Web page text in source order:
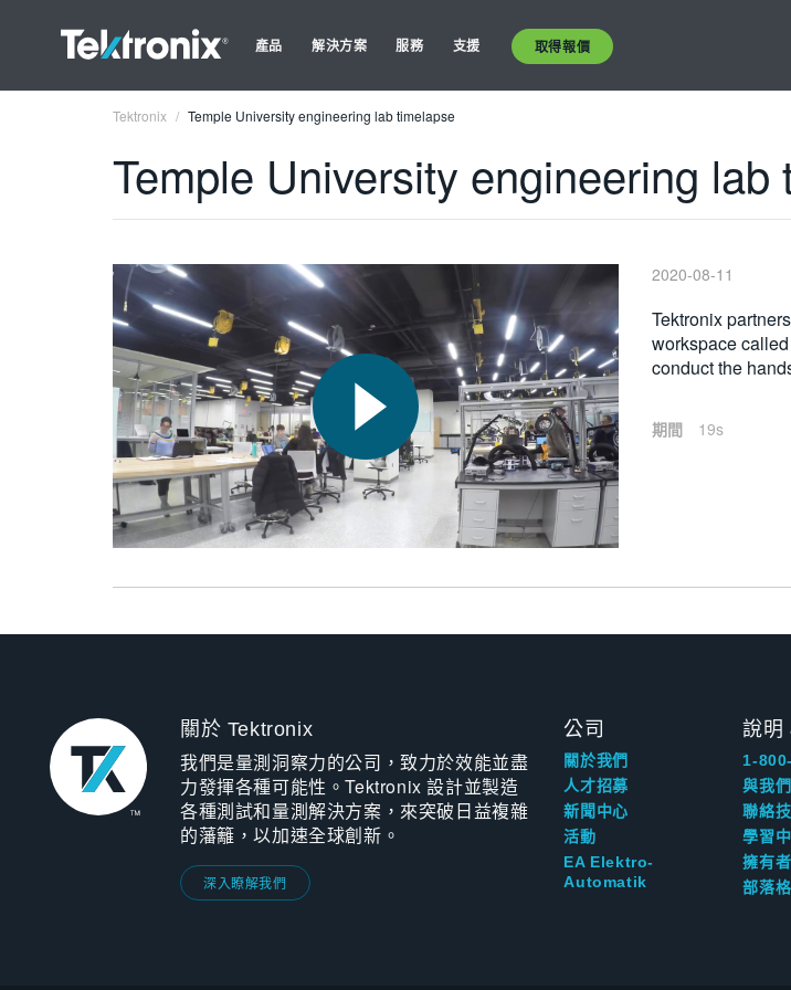
產品 解決方案 服務 支援 取得報價
Tektronix Temple University engineering lab timelapse
Temple University engineering lab
2020-08-11
Tektronix
workspace
conduct the
期間 19s
關於 Tektronix
我們是量測洞察力的公司，致力於效能並盡
力發揮各種可能性。Tektronix 設計並製造
各種測試和量測解決方案，來突破日益複雜
的藩籬，以加速全球創新。
深入瞭解我們
公司
關於我們
人才招募
新聞中心
活動
EA Elektro-
Automatik
說明
1-
與我
聯絡
學習
擁有
部落格